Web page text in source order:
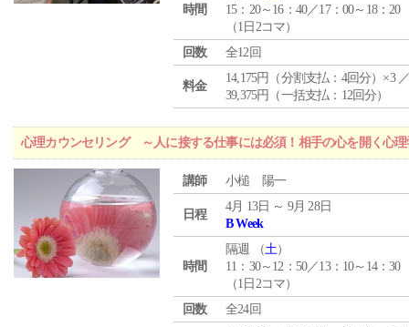
時間
15：20～16：40／17：00～18：20
（1日2コマ）
回数
全12回
料金
14,175円（分割支払：4回分）×3
39,375円（一括支払：12回分）
心理カウンセリング ～人に接する仕事には必須！相手の心を開く心理
講師 小槌 陽一
日程
4月 13日 ～ 9月 28日
B Week
時間
隔週 （土）
11：30～12：50／13：10～14：30
（1日2コマ）
回数
全24回